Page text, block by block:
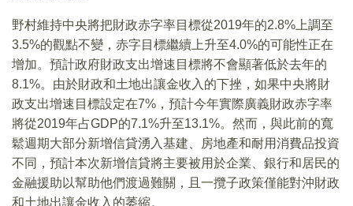
野村維持中央將把財政赤字率目標從2019年的2.8%上調至
3.5%的觀點不變，赤字目標繼續上升至4.0%的可能性正在
增加。預計政府財政支出增速目標將不會顯著低於去年的
8.1%。由於財政和土地出讓金收入的下挫，如果中央將財
政支出增速目標設定在7%，預計今年實際廣義財政赤字率
將從2019年占GDP的7.1%升至13.1%。然而，與此前的寬
鬆週期大部分新增信貸湧入基建、房地產和耐用消費品投資
不同，預計本次新增信貸將主要被用於企業、銀行和居民的
金融援助以幫助他們渡過難關，且一攬子政策僅能對沖財政
和土地出讓金收入的萎縮。